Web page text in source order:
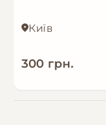
Київ
300 грн.